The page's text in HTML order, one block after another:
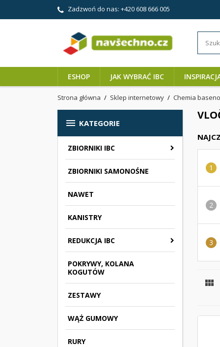
Zadzwoń do nas: +420 608 666 005
ESHOP JAK WYBRAĆ IBC
Strona główna Sklep internetowy Chemia
 KATEGORIE
ZBIORNIKI IBC
ZBIORNIKI SAMONOŚNE
NAWET
KANISTRY
REDUKCJA IBC
POKRYWY, KOLANA
KOGUTÓW
ZESTAWY
WĄŻ GUMOWY
RURY
